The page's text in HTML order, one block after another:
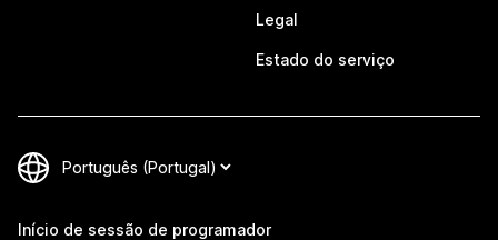
Legal
Estado do serviço
Início de sessão de programador